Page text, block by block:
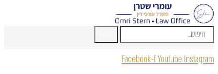
Facebook-fYoutube Instagram